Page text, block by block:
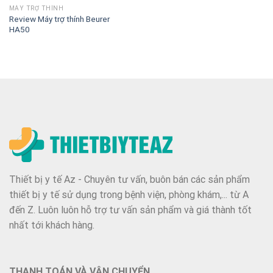
MÁY TRỢ THÍNH
Review Máy trợ thính Beurer
HA50
Thiết bị y tế Az - Chuyên tư vấn, buôn bán các sản phẩm
thiết bị y tế sử dụng trong bệnh viện, phòng khám,... từ A
đến Z. Luôn luôn hỗ trợ tư vấn sản phẩm và giá thành tốt
nhất tới khách hàng.